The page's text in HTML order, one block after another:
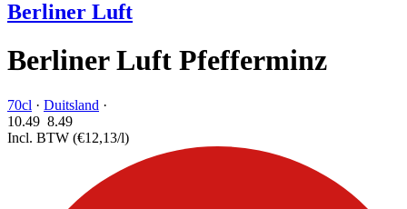
Berliner Luft
Berliner Luft Pfefferminz
70cl · Duitsland ·
10.49 8.49
Incl. BTW (€12,13/l)